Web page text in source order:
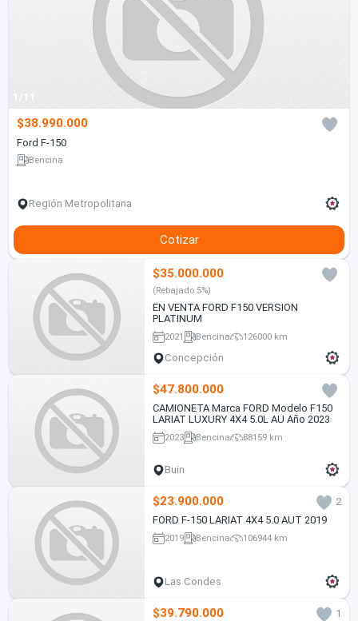
1/11
$38.990.000
Ford F-150
Bencina
Región Metropolitana
Cotizar
$35.000.000
(Rebajado 5%)
EN VENTA FORD F150 VERSION
PLATINUM
2021 Bencina 126000 km
Concepción
$47.800.000
CAMIONETA Marca FORD Modelo F150
LARIAT LUXURY 4X4 5.0L AU Año 2023
2023 Bencina 88159 km
Buin
$23.900.000
2
FORD F-150 LARIAT 4X4 5.0 AUT 2019
2019 Bencina 106944 km
Las Condes
$39.790.000 1